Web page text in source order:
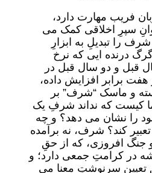
فریب مهارت دارد،
سپرِ اخلاقی کمک می
را تبدیلِ به ابزارِ
درنده ایی که نرخ
قبل و دو سال قبل در
برابر افزایش داده،
و ماسک “شرف” بر
کیست که نداند شرفِ یک
را نشان می دهد؟ و چه
کند؟ شرف، نه برآمده
جنگ افروزی، که از حقِ
در کرامتِ جمعی دارد؛ و
سرنوشتِ معنا می